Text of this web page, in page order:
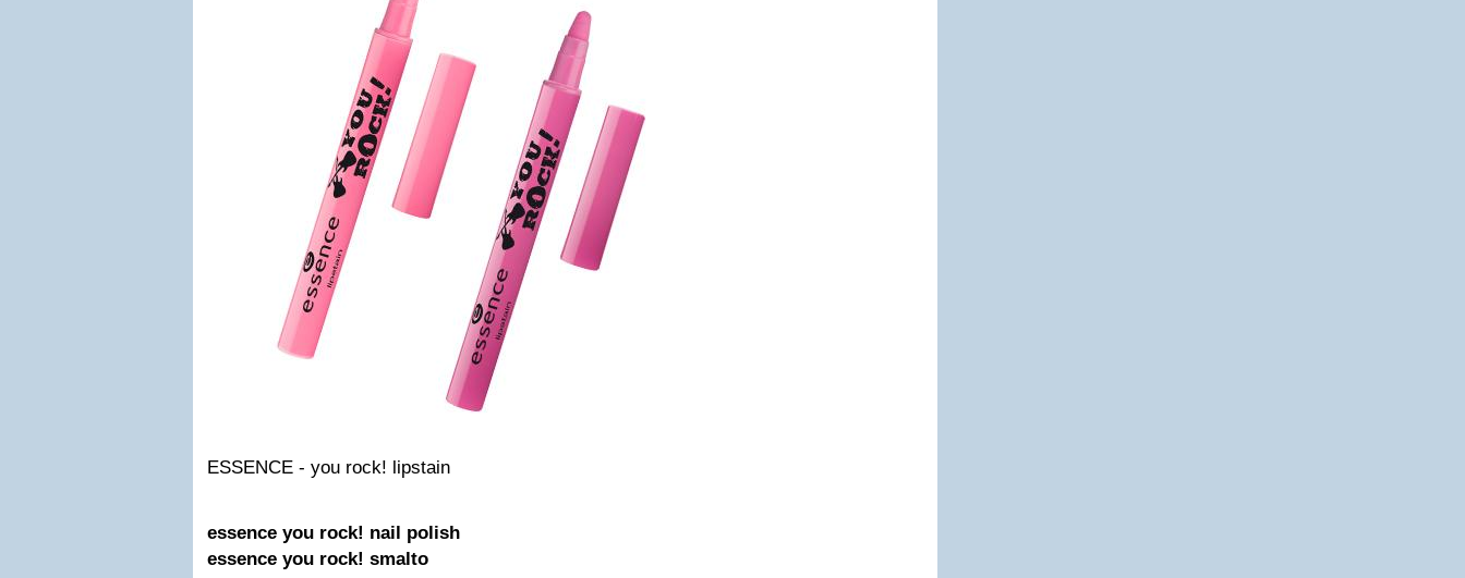
ESSENCE - you rock! lipstain
essence you rock! nail polish
essence you rock! smalto